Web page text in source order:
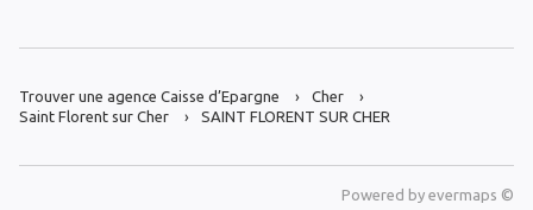
Trouver une agence Caisse d’Epargne
Cher
Saint Florent sur Cher
SAINT FLORENT SUR CHER
Powered by evermaps ©